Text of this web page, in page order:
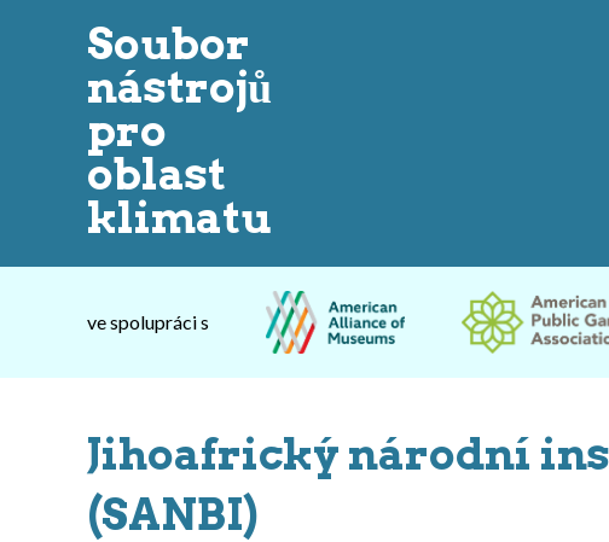
Soubor
nástrojů
pro
oblast
klimatu
ve spolupráci s
Jihoafrický národní
(SANBI)